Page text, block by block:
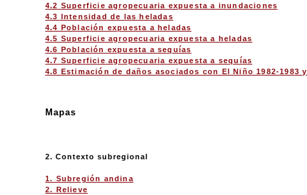
4.2 Superficie agropecuaria expuesta a inundaciones
4.3 Intensidad de las heladas
4.4 Población expuesta a heladas
4.5 Superficie agropecuaria expuesta a heladas
4.6 Población expuesta a sequías
4.7 Superficie agropecuaria expuesta a sequías
4.8 Estimación de daños asociados con El Niño 1982-1983 y
Mapas
2. Contexto subregional
1. Subregión andina
2. Relieve